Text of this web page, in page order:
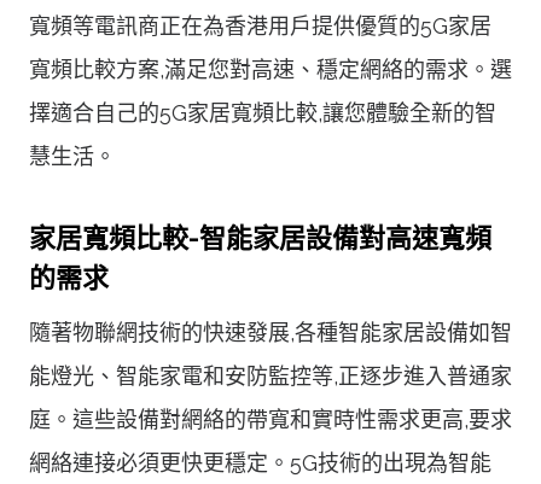
寬頻等電訊商正在為香港用戶提供優質的5G家居
寬頻比較方案,滿足您對高速、穩定網絡的需求。選
擇適合自己的5G家居寬頻比較,讓您體驗全新的智
慧生活。
家居寬頻比較-智能家居設備對高速寬頻
的需求
隨著物聯網技術的快速發展,各種智能家居設備如智
能燈光、智能家電和安防監控等,正逐步進入普通家
庭。這些設備對網絡的帶寬和實時性需求更高,要求
網絡連接必須更快更穩定。5G技術的出現為智能